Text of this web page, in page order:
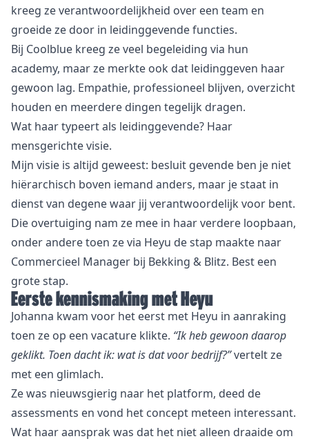
kreeg ze verantwoordelijkheid over een team en
groeide ze door in leidinggevende functies.
Bij Coolblue kreeg ze veel begeleiding via hun
academy, maar ze merkte ook dat leidinggeven haar
gewoon lag. Empathie, professioneel blijven, overzicht
houden en meerdere dingen tegelijk dragen.
Wat haar typeert als leidinggevende? Haar
mensgerichte visie.
Mijn visie is altijd geweest: besluit gevende ben je niet
hiërarchisch boven iemand anders, maar je staat in
dienst van degene waar jij verantwoordelijk voor bent.
Die overtuiging nam ze mee in haar verdere loopbaan,
onder andere toen ze via Heyu de stap maakte naar
Commercieel Manager bij Bekking & Blitz. Best een
grote stap.
Eerste kennismaking met Heyu
Johanna kwam voor het eerst met Heyu in aanraking
toen ze op een vacature klikte. “Ik heb gewoon daarop
geklikt. Toen dacht ik: wat is dat voor bedrijf?”vertelt ze
met een glimlach.
Ze was nieuwsgierig naar het platform, deed de
assessments en vond het concept meteen interessant.
Wat haar aansprak was dat het niet alleen draaide om